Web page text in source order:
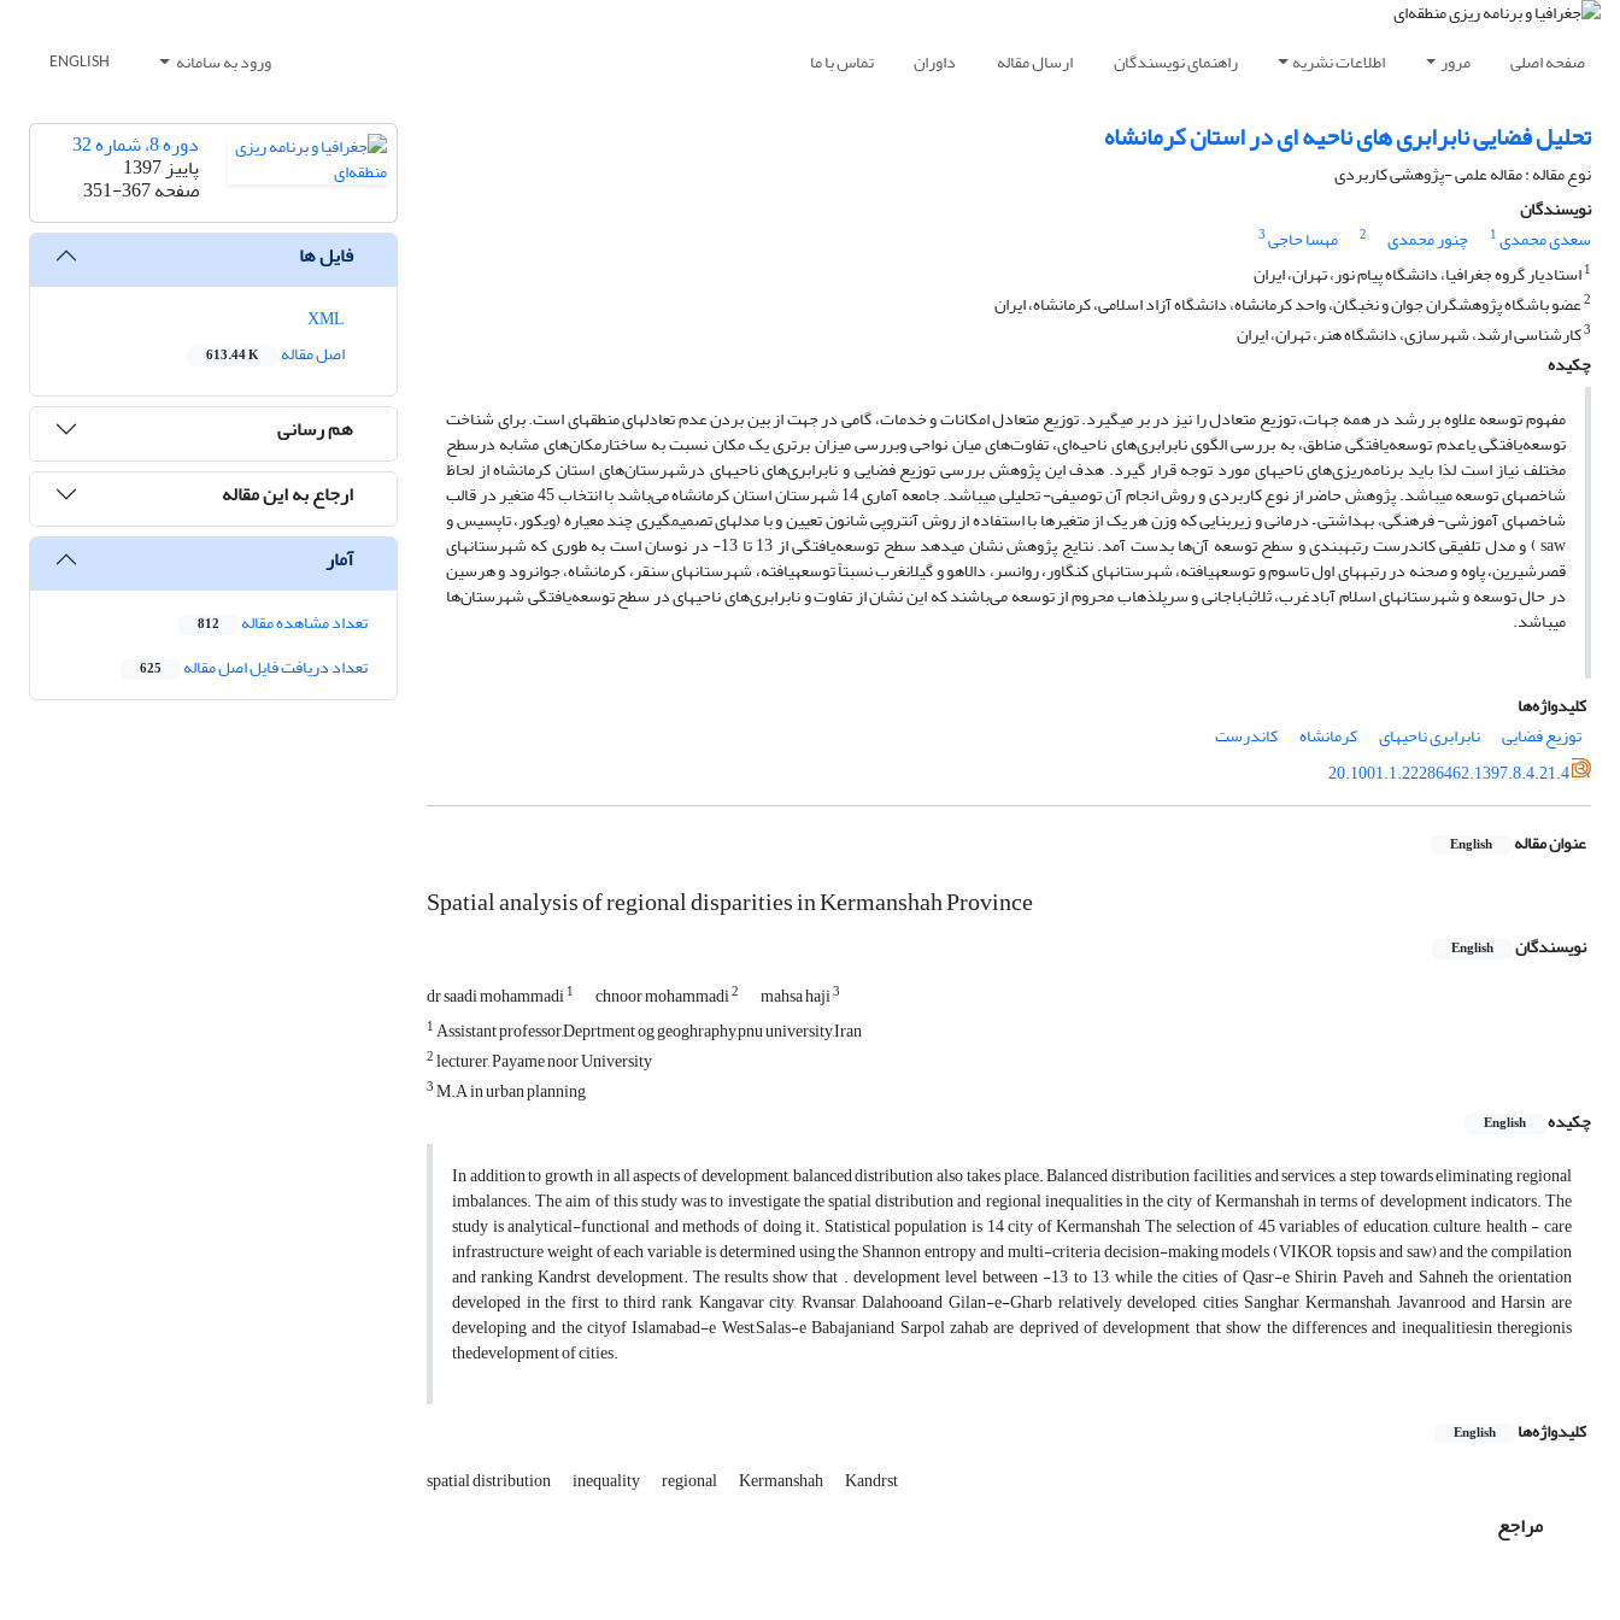
صفحه اصلی مرور اطلاعات نشریه راهنمای نویسندگان ارسال مقاله داوران تماس با ما ورود به سامانه ENGLISH
تحلیل فضایی نابرابری های ناحیه ای در استان کرمانشاه
نوع مقاله : مقاله علمی -پژوهشی کاربردی
نویسندگان
سعدی محمدی1 چنور محمدی 2 مهسا حاجی3
1استادیار گروه جغرافیا، دانشگاه پیام نور، تهران، ایران
2عضو باشگاه پژوهشگران جوان و نخبگان، واحد کرمانشاه، دانشگاه آزاد اسلامی، کرمانشاه، ایران
3کارشناسی ارشد، شهرسازی، دانشگاه ‌هنر، تهران، ایران
چکیده
مفهوم توسعه علاوه بر رشد در همه جهات، توزیع متعادل را نیز در بر می­گیرد. توزیع متعادل امکانات و خدمات، گامی در جهت از بین بردن عدم تعادل­های منطقه­ای است. برای شناخت
توسعه‌یافتگی یاعدم توسعه‌یافتگی مناطق، به بررسی الگوی نابرابری‌های ناحیه‌ای، تفاوت‌های میان نواحی وبررسی میزان برتری یک مکان نسبت به ساختارمکان‌های مشابه درسطح
مختلف نیاز است لذا باید برنامه‌ریزی‌های ناحیه­ای مورد توجه قرار گیرد. هدف این پژوهش بررسی توزیع فضایی و نابرابری‌های ناحیه­ای درشهرستان‌های استان کرمانشاه از لحاظ
شاخص­های توسعه می­باشد. پژوهش حاضر از نوع کاربردی و روش انجام آن توصیفی- تحلیلی می­باشد. جامعه آماری 14 شهرستان استان کرمانشاه می‌باشد با انتخاب 45 متغیر در قالب
شاخص­های آموزشی- فرهنگی، بهداشتی – در­مانی و زیربنایی که وزن هر یک از متغیرها با استفاده از روش آنتروپی شانون تعیین و با مدل­های تصمیم­گیری چند معیاره (ویکور، تاپسیس و
saw ) و مدل تلفیقی کاندرست رتبه­بندی و سطح توسعه آن‌ها بدست آمد. نتایج پژوهش نشان می­دهد سطح توسعه‌یافتگی از 13 تا 13- در نوسان است­ به طوری که شهرستان­های
قصرشیرین، پاوه و صحنه در رتبه­های اول تاسوم و توسعه­یافته، شهرستان­های کنگاور، روانسر، دالاهو و گیلانغرب نسبتاً توسعه­یافته، شهرستان­های سنقر، کرمانشاه، جوانرود و هرسین
در حال توسعه و شهرستان­های اسلام آبادغرب، ثلاث­باباجانی و سرپل­ذهاب محروم از توسعه می‌باشند که این نشان از تفاوت و نابرابری‌های ناحیه­ای در سطح توسعه‌یافتگی شهرستان‌ها
می­باشد.
کلیدواژه‌ها
توزیع فضایی
نابرابری ناحیه­ای کرمانشاه
کاندرست
20.1001.1.22286462.1397.8.4.21.4
عنوان مقاله English
Spatial analysis of regional disparities in Kermanshah Province
نویسندگان English
dr saadi mohammadi1 chnoor mohammadi2 mahsa haji3
1Assistant professor,Deprtment og geoghraphy,pnu university,Iran
2lecturer, Payame noor University
3M.A in urban planning
چکیده
English
In addition to growth in all aspects of development, balanced distribution also takes place. Balanced distribution facilities and services, a step towards eliminating regional
imbalances. The aim of this study was to investigate the spatial distribution and regional inequalities in the city of Kermanshah in terms of development indicators. The
study is analytical-functional and methods of doing it. Statistical population is 14 city of Kermanshah The selection of 45 variables of education, culture, health - care
infrastructure weight of each variable is determined using the Shannon entropy and multi-criteria decision-making models (VIKOR, topsis and saw) and the compilation
and ranking Kandrst development. The results show that . development level between -13 to 13, while the cities of Qasr-e Shirin, Paveh and Sahneh the orientation
developed in the first to third rank, Kangavar city, Rvansar, Dalahooand Gilan-e-Gharb relatively developed, cities Sanghar, Kermanshah, Javanrood and Harsin are
developing and the cityof Islamabad-e West,Salas-e Babajaniand Sarpol zahab are deprived of development that show the differences and inequalitiesin theregionis
thedevelopment of cities.
کلیدواژه‌ها English
spatial distribution inequality regional Kermanshah Kandrst
مراجع
دوره 8، شماره 32
پاییز 1397
صفحه351-367
فایل ها
اصل مقاله
613.44 K
هم رسانی
ارجاع به این مقاله
آمار
تعداد مشاهده مقاله 812
تعداد دریافت فایل اصل مقاله 625